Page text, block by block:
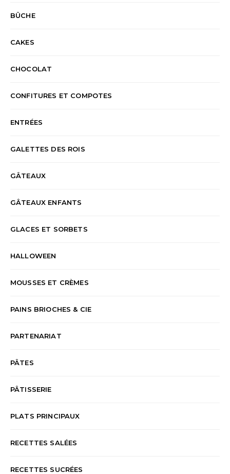
BÛCHE
CAKES
CHOCOLAT
CONFITURES ET COMPOTES
ENTRÉES
GALETTES DES ROIS
GÂTEAUX
GÂTEAUX ENFANTS
GLACES ET SORBETS
HALLOWEEN
MOUSSES ET CRÈMES
PAINS BRIOCHES & CIE
PARTENARIAT
PÂTES
PÂTISSERIE
PLATS PRINCIPAUX
RECETTES SALÉES
RECETTES SUCRÉES